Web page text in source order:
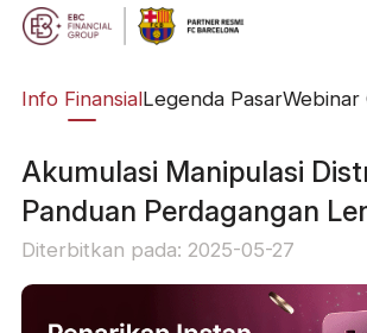
Info FinansialLegenda PasarWebinar
Akumulasi Manipulasi
Panduan Perdagangan
Diterbitkan pada: 2025-05-27